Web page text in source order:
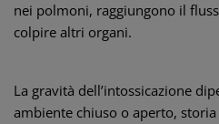
nei polmoni, raggiungono il
colpire altri organi.
La gravità dell’intossicazione
ambiente chiuso o aperto,